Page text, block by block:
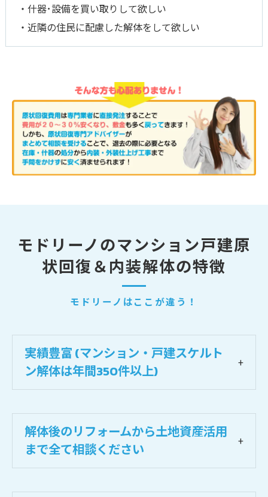
・什器･設備を買い取りして欲しい
・近隣の住民に配慮した解体をして欲しい
モドリーノのマンション戸建原
状回復＆内装解体の特徴
モドリーノはここが違う！
実績豊富 (マンション・戸建スケルト
ン解体は年間350件以上)
解体後のリフォームから土地資産活用
まで全て相談ください